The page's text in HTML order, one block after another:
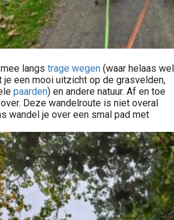
langs trage wegen (waar helaas wel
een mooi uitzicht op de grasvelden,
paarden) en andere natuur. Af en toe
Deze wandelroute is niet overal
wandel je over een smal pad met